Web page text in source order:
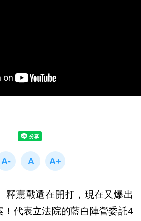
釋憲戰還在開打，現在又爆出
！代表立法院的藍白陣營委託4